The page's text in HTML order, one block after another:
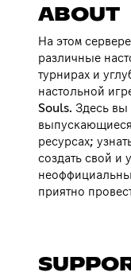
ABOUT
На этом
различные
турнирах и
настольной
Souls. Здесь вы
ресурсах;
создать свой и
приятно